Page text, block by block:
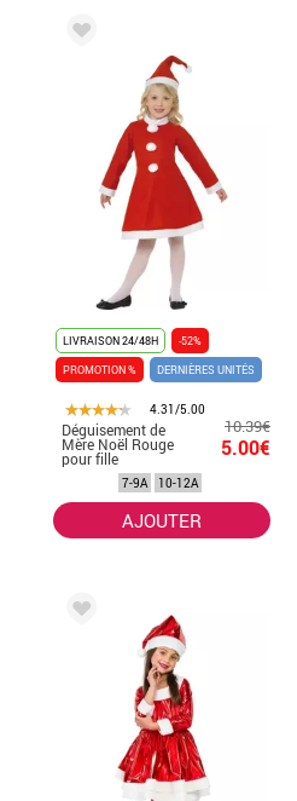
LIVRAISON 24/48H
-52%
PROMOTION %
DERNIÈRES UNITÉS
4.31/5.00
Déguisement de
Mère Noël Rouge
pour fille
10.39€
5.00€
7-9A 10-12A
AJOUTER